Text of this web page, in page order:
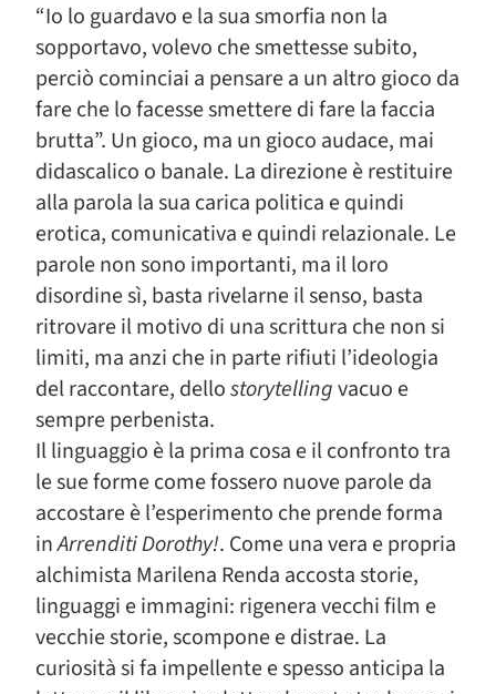
“Io lo guardavo e la sua smorfia non la
sopportavo, volevo che smettesse subito,
perciò cominciai a pensare a un altro gioco da
fare che lo facesse smettere di fare la faccia
brutta”. Un gioco, ma un gioco audace, mai
didascalico o banale. La direzione è restituire
alla parola la sua carica politica e quindi
erotica, comunicativa e quindi relazionale. Le
parole non sono importanti, ma il loro
disordine sì, basta rivelarne il senso, basta
ritrovare il motivo di una scrittura che non si
limiti, ma anzi che in parte rifiuti l’ideologia
del raccontare, dellostorytellingvacuo e
sempre perbenista.
Il linguaggio è la prima cosa e il confronto tra
le sue forme come fossero nuove parole da
accostare è l’esperimento che prende forma
inArrenditi Dorothy!. Come una vera e propria
alchimista Marilena Renda accosta storie,
linguaggi e immagini: rigenera vecchi film e
vecchie storie, scompone e distrae. La
curiosità si fa impellente e spesso anticipa la